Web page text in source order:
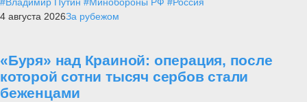
#Владимир Путин #Минобороны РФ #Россия
4 августа 2026За рубежом
«Буря» над Краиной: операция, после
которой сотни тысяч сербов стали
беженцами